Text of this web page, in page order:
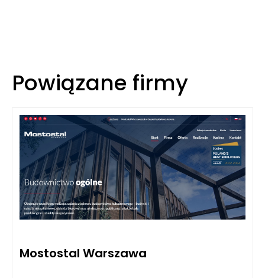
Powiązane firmy
Mostostal Warszawa